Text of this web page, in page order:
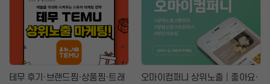
문의하기 ×
테무 후기·브랜드찜·상품찜·트래
오마이컴퍼니 상위노출│좋아요·